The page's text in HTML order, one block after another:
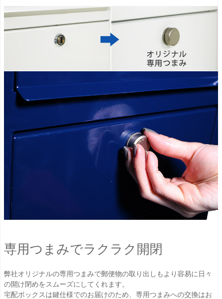
専用つまみでラクラク開閉
弊社オリジナルの専用つまみで郵便物の取り出しもより容易に日々
の開け閉めをスムーズにしてくれます。
宅配ボックスは鍵仕様でのお届けのため、専用つまみへの交換はお